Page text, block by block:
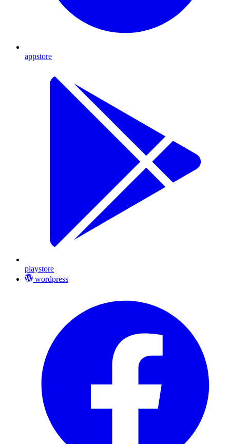
appstore
playstore
wordpress